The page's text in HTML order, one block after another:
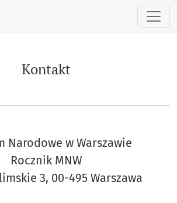
Kontakt
Narodowe w Warszawie
Rocznik MNW
3, 00-495 Warszawa